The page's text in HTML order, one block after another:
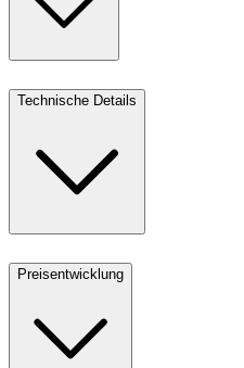
Technische Details
Preisentwicklung